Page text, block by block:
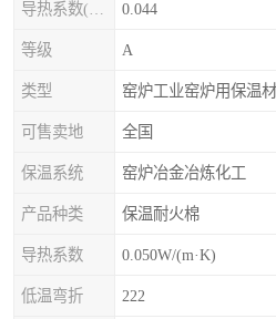
0.044
等级 A
类型 窑炉工业窑炉用保温
可售卖地 全国
保温系统 窑炉冶金冶炼化工
产品种类 保温耐火棉
导热系数 0.050W/(m·K)
低温弯折 222